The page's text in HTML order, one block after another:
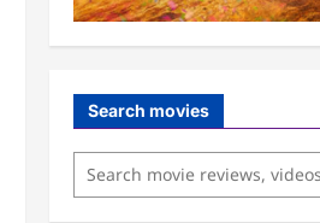
Search movies